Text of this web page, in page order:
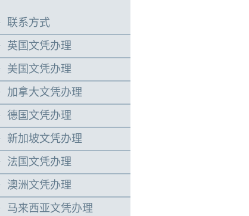
联系方式
英国文凭办理
美国文凭办理
加拿大文凭办理
德国文凭办理
新加坡文凭办理
法国文凭办理
澳洲文凭办理
马来西亚文凭办理